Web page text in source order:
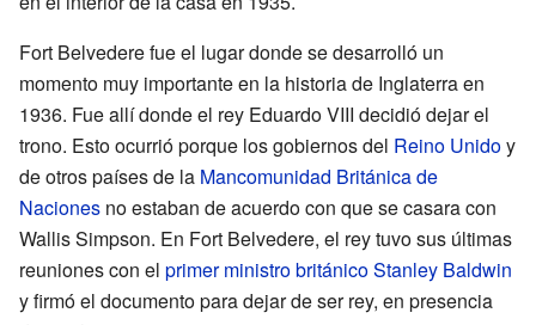
Fort Belvedere fue el lugar donde se desarrolló un
momento muy importante en la historia de Inglaterra en
1936. Fue allí donde el rey Eduardo VIII decidió dejar el
trono. Esto ocurrió porque los gobiernos del Reino Unidoy
de otros países de la Mancomunidad Británica de
Naciones no estaban de acuerdo con que se casara con
Wallis Simpson. En Fort Belvedere, el rey tuvo sus últimas
reuniones con el primer ministro británicoStanley Baldwin
y firmó el documento para dejar de ser rey, en presencia